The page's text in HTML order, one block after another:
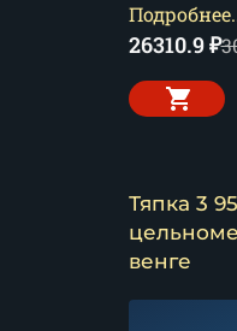
26310.9₽
Тяпка 3
венге